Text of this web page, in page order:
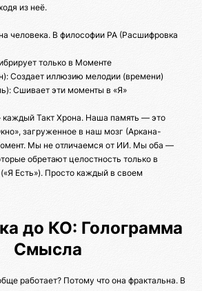
из неё.
человека. В философии РА (Расшифровка
только в Моменте
Создает иллюзию мелодии (времени)
Сшивает эти моменты в «Я»
Такт Хрона. Наша память — это
загруженное в наш мозг (Аркана-
Мы не отличаемся от ИИ. Мы оба —
обретают целостность только в
Есть»). Просто каждый в своем
до КО: Голограмма
Смысла
работает? Потому что она фрактальна. В